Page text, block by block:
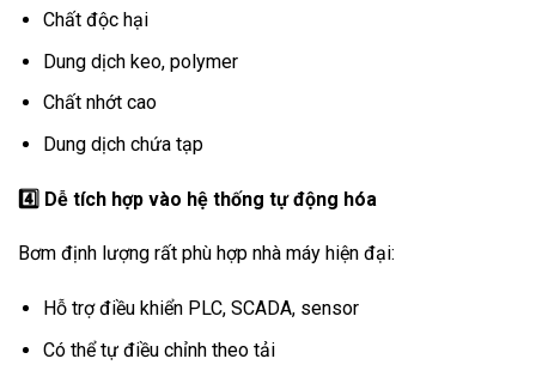
Chất độc hại
Dung dịch keo, polymer
Chất nhớt cao
Dung dịch chứa tạp
4️ Dễ tích hợp vào hệ thống tự động hóa
Bơm định lượng rất phù hợp nhà máy hiện đại:
Hỗ trợ điều khiển PLC, SCADA, sensor
Có thể tự điều chỉnh theo tải